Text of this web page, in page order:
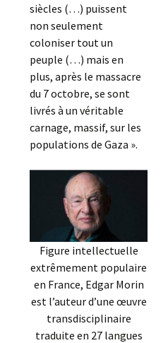
siècles (…) puissent
non seulement
coloniser tout un
peuple (…) mais en
plus, après le massacre
du 7 octobre, se sont
livrés à un véritable
carnage, massif, sur les
populations de Gaza ».
Figure intellectuelle
extrêmement populaire
en France, Edgar Morin
est l’auteur d’une œuvre
transdisciplinaire
traduite en 27 langues